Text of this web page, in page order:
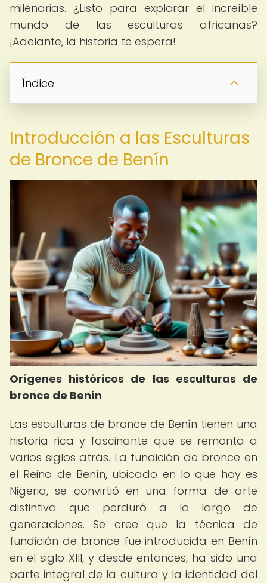
milenarias. ¿Listo para explorar el increíble
mundo de las esculturas africanas?
¡Adelante, la historia te espera!
Índice
Introducción a las Esculturas
de Bronce de Benín
Orígenes históricos de las esculturas de
bronce de Benín
Las esculturas de bronce de Benín tienen una
historia rica y fascinante que se remonta a
varios siglos atrás. La fundición de bronce en
el Reino de Benín, ubicado en lo que hoy es
Nigeria, se convirtió en una forma de arte
distintiva que perduró a lo largo de
generaciones. Se cree que la técnica de
fundición de bronce fue introducida en Benín
en el siglo XIII, y desde entonces, ha sido una
parte integral de la cultura y la identidad del